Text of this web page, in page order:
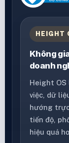
HEIGHT
Không
doanh
Height
việc, dữ
hướng
tiến độ,
hiệu quả